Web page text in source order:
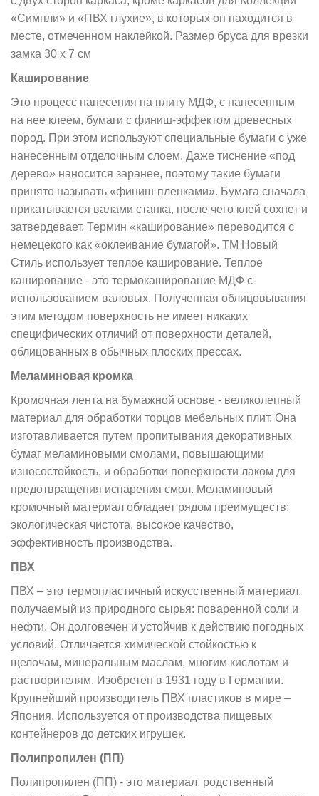
«Симпли» и «ПВХ глухие», в которых он находится в
месте, отмеченном наклейкой. Размер бруса для врезки
замка 30 х 7 см
Каширование
Это процесс нанесения на плиту МДФ, с нанесенным
на нее клеем, бумаги с финиш-эффектом древесных
пород. При этом используют специальные бумаги с уже
нанесенным отделочным слоем. Даже тиснение «под
дерево» наносится заранее, поэтому такие бумаги
принято называть «финиш-пленками». Бумага сначала
прикатывается валами станка, после чего клей сохнет и
затвердевает. Термин «каширование» переводится с
немецекого как «оклеивание бумагой». ТМ Новый
Стиль использует теплое каширование. Теплое
каширование - это термокаширование МДФ с
использованием валовых. Полученная облицовывания
этим методом поверхность не имеет никаких
специфических отличий от поверхности деталей,
облицованных в обычных плоских прессах.
Меламиновая кромка
Кромочная лента на бумажной основе - великолепный
материал для обработки торцов мебельных плит. Она
изготавливается путем пропитывания декоративных
бумаг меламиновыми смолами, повышающими
износостойкость, и обработки поверхности лаком для
предотвращения испарения смол. Меламиновый
кромочный материал обладает рядом преимуществ:
экологическая чистота, высокое качество,
эффективность производства.
ПВХ
ПВХ – это термопластичный искусственный материал,
получаемый из природного сырья: поваренной соли и
нефти. Он долговечен и устойчив к действию погодных
условий. Отличается химической стойкостью к
щелочам, минеральным маслам, многим кислотам и
растворителям. Изобретен в 1931 году в Германии.
Крупнейший производитель ПВХ пластиков в мире –
Япония. Используется от производства пищевых
контейнеров до детских игрушек.
Полипропилен (ПП)
Полипропилен (ПП) - это материал, родственный